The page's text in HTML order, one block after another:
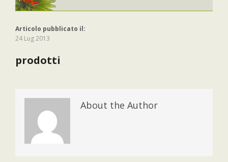
Articolo pubblicato il:
24 Lug 2013
prodotti
About the Author